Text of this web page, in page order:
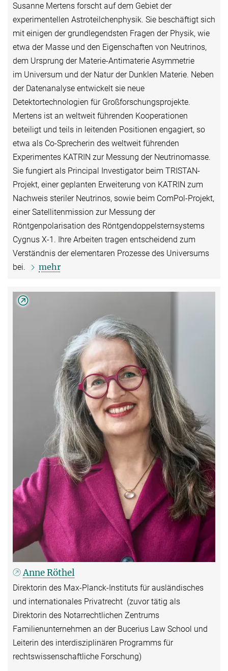
Susanne Mertens forscht auf dem Gebiet der
experimentellen Astroteilchenphysik. Sie beschäftigt sich
mit einigen der grundlegendsten Fragen der Physik, wie
etwa der Masse und den Eigenschaften von Neutrinos,
dem Ursprung der Materie-Antimaterie Asymmetrie
im Universum und der Natur der Dunklen Materie. Neben
der Datenanalyse entwickelt sie neue
Detektortechnologien für Großforschungsprojekte.
Mertens ist an weltweit führenden Kooperationen
beteiligt und teils in leitenden Positionen engagiert, so
etwa als Co-Sprecherin des weltweit führenden
Experimentes KATRIN zur Messung der Neutrinomasse.
Sie fungiert als Principal Investigator beim TRISTAN-
Projekt, einer geplanten Erweiterung von KATRIN zum
Nachweis steriler Neutrinos, sowie beim ComPol-Projekt,
einer Satellitenmission zur Messung der
Röntgenpolarisation des Röntgendoppelsternsystems
Cygnus X-1. Ihre Arbeiten tragen entscheidend zum
Verständnis der elementaren Prozesse des Universums
bei.
mehr
Anne Röthel
Direktorin des Max-Planck-Instituts für ausländisches
und internationales Privatrecht (zuvor tätig als
Direktorin des Notarrechtlichen Zentrums
Familienunternehmen an der Bucerius Law School und
Leiterin des interdisziplinären Programms für
rechtswissenschaftliche Forschung)